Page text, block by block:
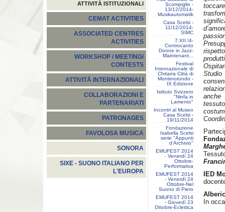
ATTIVITÀ ISTITUZIONALI
CEMAT ACTIVITIES
ASSOCIATED CENTRES
ACTIVITIES
WORKSHOP / MEETING/
CONTESTS
ATTIVITÀ INTERNAZIONALI
COLLABORAZIONI E
PARTENARIATI
PATRONAGES
FAVOLOSA MUSICA
SONORA
SIXE - SUONO ITALIANO PER
L'EUROPA
Scompiglio -
13/12/2014-
Musikautomatik
Casa Scelsi -
11/12/2014-
SIMC
7.XII.!4-
Controcanto
Donne in Jazz-
Maintenant...
Festival
Internazionale di
Chitarra Città di
Monterotondo -
IX Edizione
Istituto Svizzero
"Ninfa in
Lamento"
Incontri al Museo
Casa Scelsi -
19/11/2014
Fondazione
Isabella Scelsi
serie "Appunti
d'Archivio"
EMUFEST 2014
- Venerdì 24
Ottobre-
Performativa
EMUFEST 2014
- Venerdì 24
Ottobre-Nel
Suono di Piero
EMUFEST 2014
- Giovedì 23
Ottobre-Eclettica
Studio
anche
IED
In